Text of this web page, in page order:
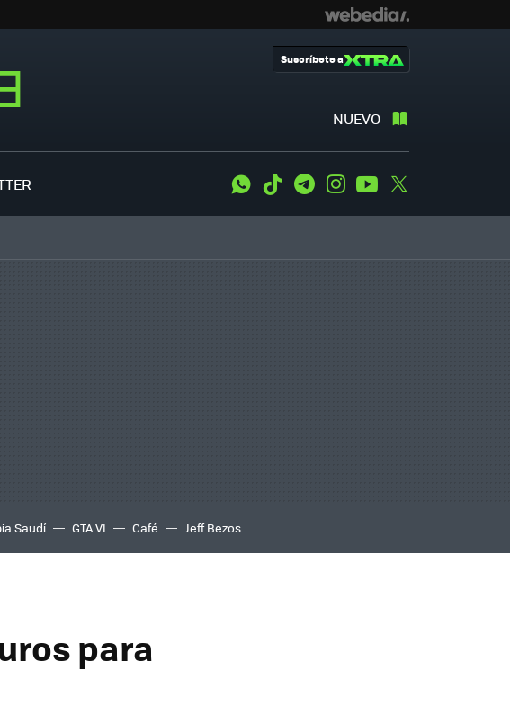
NUEVO
Suscríbete a
WhatsApp
Tiktok TelegramInstagramYoutube
Saudí GTA VI Café Jeff Bezos
para